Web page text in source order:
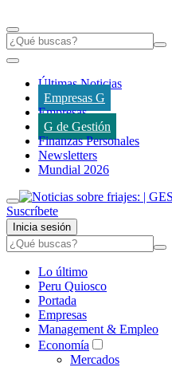
Últimas Noticias
Empresas G
Empresas
G de Gestión
Finanzas Personales
Newsletters
Mundial 2026
Suscríbete
Inicia sesión
Lo último
Peru Quiosco
Portada
Empresas
Management & Empleo
Economía
Mercados